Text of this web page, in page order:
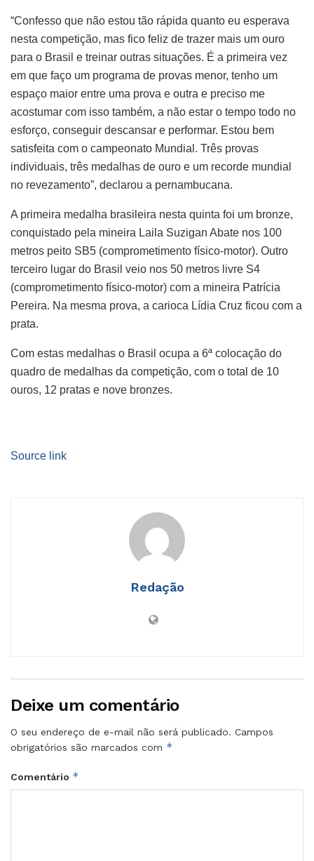
“Confesso que não estou tão rápida quanto eu esperava
nesta competição, mas fico feliz de trazer mais um ouro
para o Brasil e treinar outras situações. É a primeira vez
em que faço um programa de provas menor, tenho um
espaço maior entre uma prova e outra e preciso me
acostumar com isso também, a não estar o tempo todo no
esforço, conseguir descansar e performar. Estou bem
satisfeita com o campeonato Mundial. Três provas
individuais, três medalhas de ouro e um recorde mundial
no revezamento”, declarou a pernambucana.
A primeira medalha brasileira nesta quinta foi um bronze,
conquistado pela mineira Laila Suzigan Abate nos 100
metros peito SB5 (comprometimento físico-motor). Outro
terceiro lugar do Brasil veio nos 50 metros livre S4
(comprometimento físico-motor) com a mineira Patrícia
Pereira. Na mesma prova, a carioca Lídia Cruz ficou com a
prata.
Com estas medalhas o Brasil ocupa a 6ª colocação do
quadro de medalhas da competição, com o total de 10
ouros, 12 pratas e nove bronzes.
Source link
Redação
Deixe um comentário
O seu endereço de e-mail não será publicado. Campos
obrigatórios são marcados com *
Comentário *